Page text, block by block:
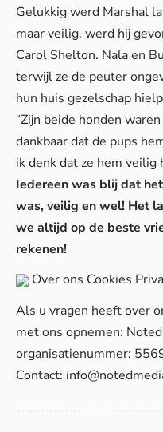
Gelukkig werd Marshal
maar veilig, werd hij
Carol Shelton. Nala en
terwijl ze de peuter
hun huis gezelschap
“Zijn beide honden
dankbaar dat de pups
ik denk dat ze hem veilig
Iedereen was blij dat
was, veilig en wel! Het
we altijd op de beste
rekenen!
Over ons Cookies
Als u vragen heeft over
met ons opnemen:
organisatienummer:
Contact: